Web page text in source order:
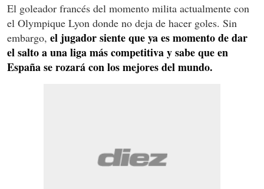
El goleador francés del momento milita actualmente con
el Olympique Lyon donde no deja de hacer goles. Sin
embargo, el jugador siente que ya es momento de dar
el salto a una liga más competitiva y sabe que en
España se rozará con los mejores del mundo.